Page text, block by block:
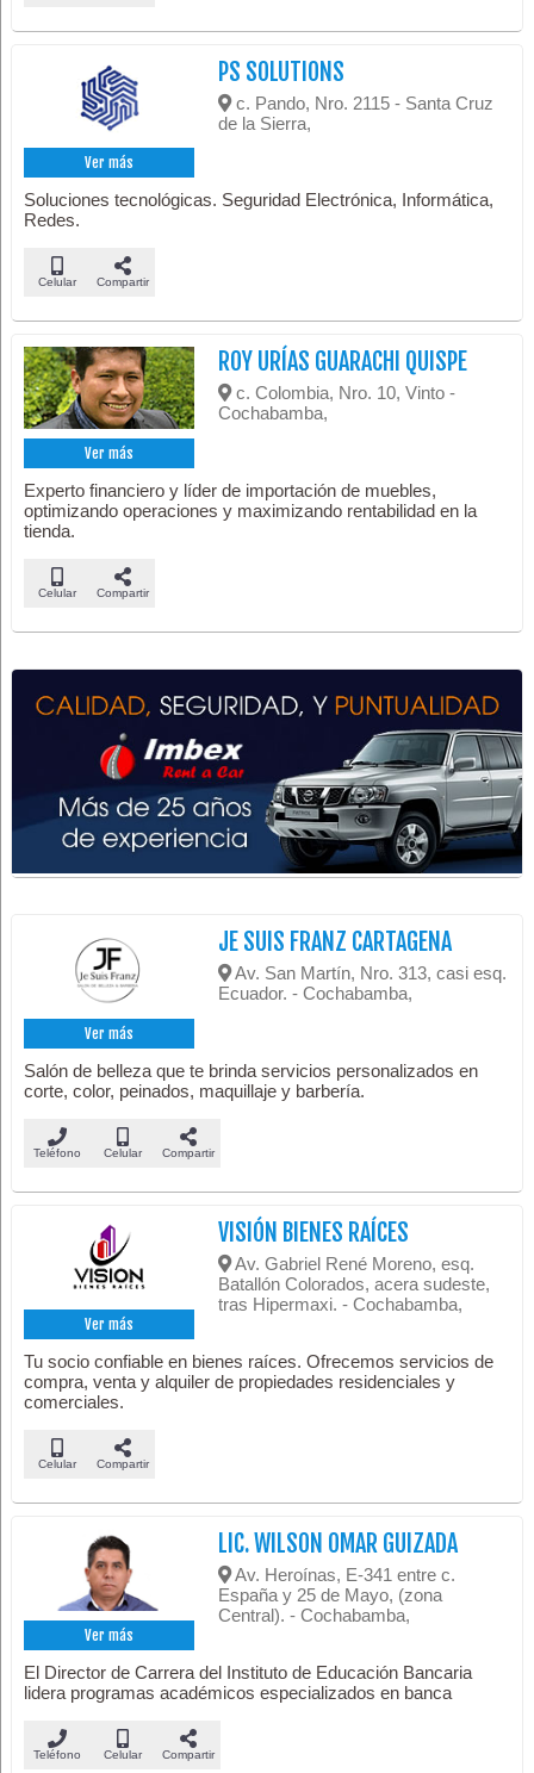
Ver más
PS SOLUTIONS
c. Pando, Nro. 2115 - Santa Cruz
de la Sierra,
Soluciones tecnológicas. Seguridad Electrónica, Informática,
Redes.
Celular Compartir
Ver más
ROY URÍAS GUARACHI QUISPE
c. Colombia, Nro. 10, Vinto -
Cochabamba,
Experto financiero y líder de importación de muebles,
optimizando operaciones y maximizando rentabilidad en la
tienda.
Celular Compartir
Ver más
JE SUIS FRANZ CARTAGENA
Av. San Martín, Nro. 313, casi esq.
Ecuador. - Cochabamba,
Salón de belleza que te brinda servicios personalizados en
corte, color, peinados, maquillaje y barbería.
Teléfono Celular Compartir
Ver más
VISIÓN BIENES RAÍCES
Av. Gabriel René Moreno, esq.
Batallón Colorados, acera sudeste,
tras Hipermaxi. - Cochabamba,
Tu socio confiable en bienes raíces. Ofrecemos servicios de
compra, venta y alquiler de propiedades residenciales y
comerciales.
Celular Compartir
Ver más
LIC. WILSON OMAR GUIZADA
Av. Heroínas, E-341 entre c.
España y 25 de Mayo, (zona
Central). - Cochabamba,
El Director de Carrera del Instituto de Educación Bancaria
lidera programas académicos especializados en banca
Teléfono Celular Compartir